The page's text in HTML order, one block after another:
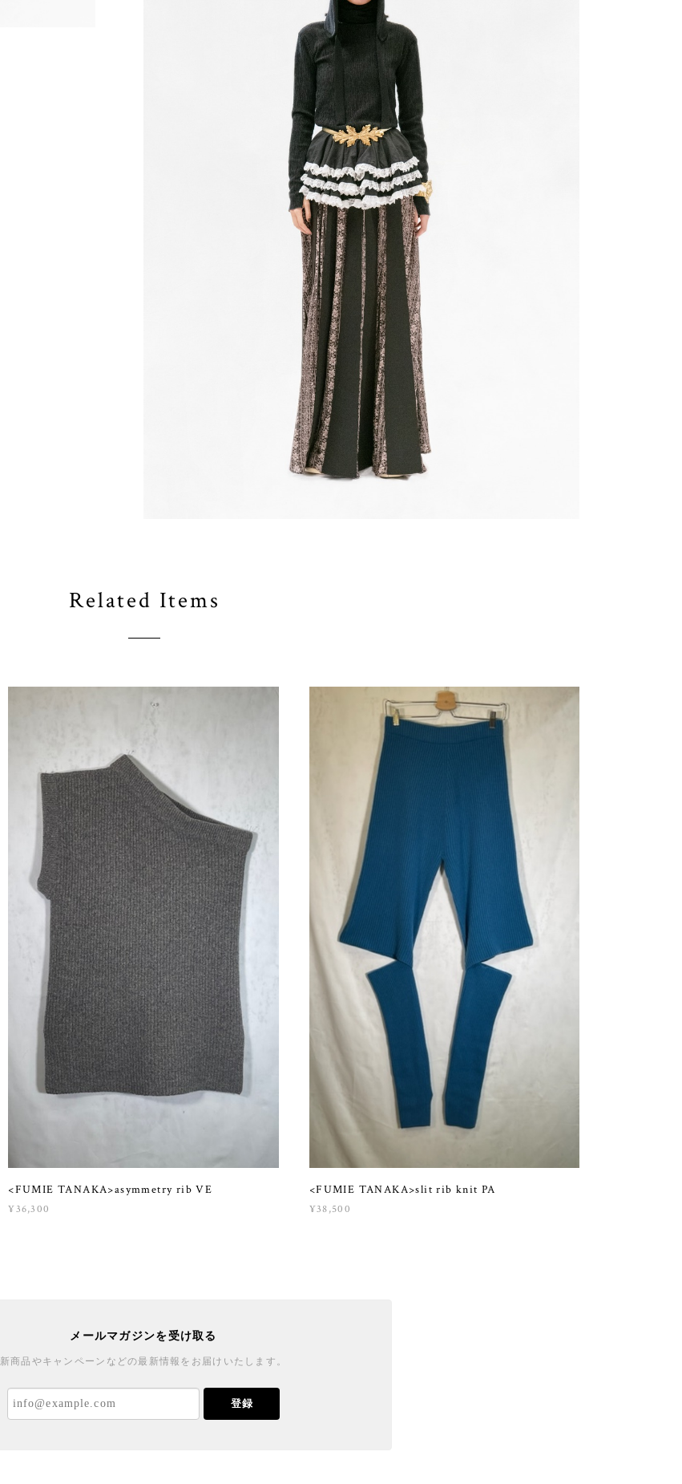
Related Items
<FUMIE TANAKA>asymmetry rib VE
¥36,300
<FUMIE TANAKA>slit rib knit PA
¥38,500
メールマガジンを受け取る
新商品やキャンペーンなどの最新情報をお届けいたします。
登録